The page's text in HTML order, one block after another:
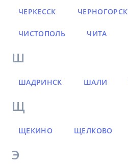
ЧЕРКЕССК ЧЕРНОГОРСК
ЧИСТОПОЛЬ ЧИТА
Ш
ШАДРИНСК ШАЛИ
Щ
ЩЕКИНО ЩЕЛКОВО
Э